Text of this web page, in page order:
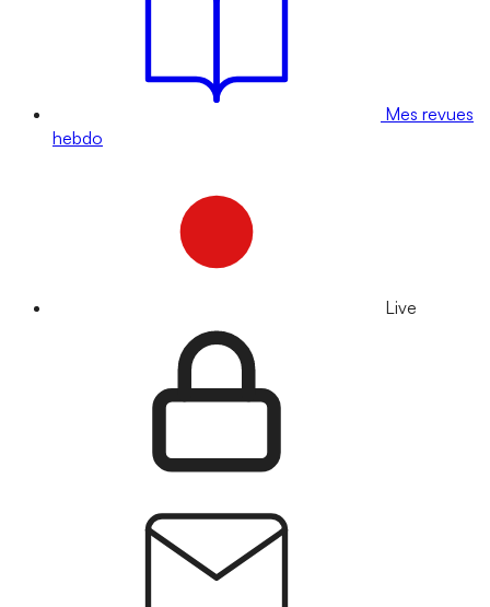
Mes revues
hebdo
Live